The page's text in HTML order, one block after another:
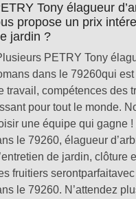
Tony élagueur
propose un prix
jardin ?
PETRY Tony
dans le 79260qui
travail, compétences des
pour tout le monde.
une équipe qui gagne
le 79260, élagueur
de jardin, clôture
fruitiers
le 79260. N’attendez